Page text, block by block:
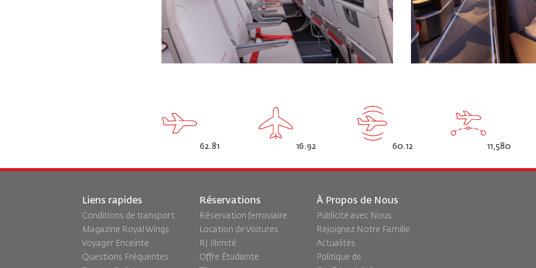
62.81 16.92 60.12 11,580
Liens rapides
Conditions de transport
Magazine Royal Wings
Voyager Enceinte
Questions Fréquentes
Réservations
Réservation ferroviaire
Location de Voitures
RJ Illimité
Offre Étudiante
À Propos de Nous
Publicité avec Nous
Rejoignez Notre Famille
Actualités
Politique de